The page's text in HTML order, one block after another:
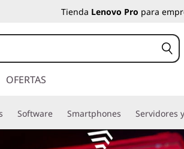
Tienda Lenovo Pro para
OFERTAS
Software Smartphones Servidores